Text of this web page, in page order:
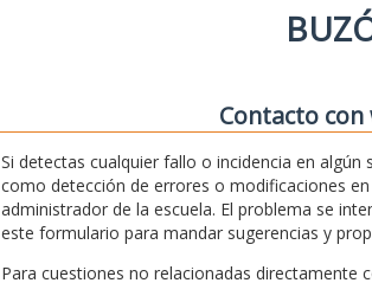
Contacto
Si detectas cualquier fallo o incidencia en
como detección de errores o modificaciones
administrador de la escuela. El problema se
este formulario para mandar sugerencias y
Para cuestiones no relacionadas directamente